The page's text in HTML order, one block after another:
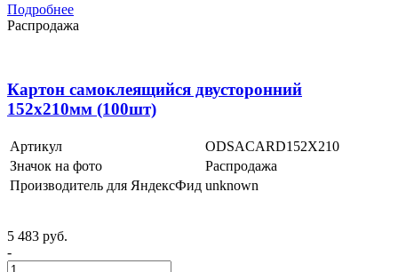
Подробнее
Распродажа
Картон самоклеящийся двусторонний
152х210мм (100шт)
Артикул
ODSACARD152X210
Значок на фото
Распродажа
Производитель для ЯндексФид unknown
5 483 руб.
-